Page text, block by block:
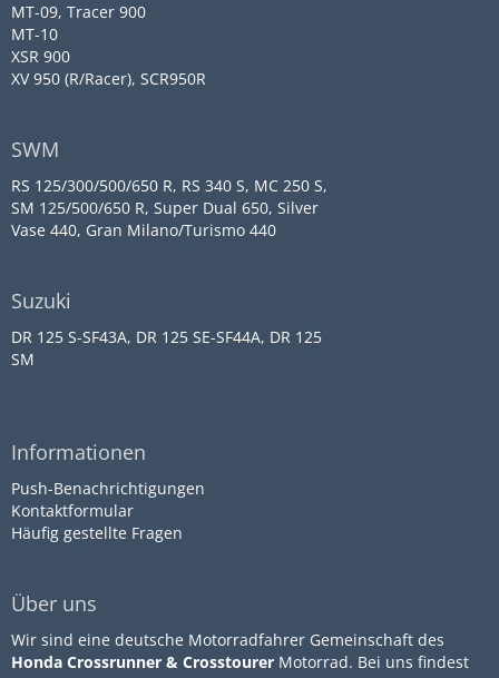
MT-09, Tracer 900
MT-10
XSR 900
XV 950 (R/Racer), SCR950R
SWM
RS 125/300/500/650 R, RS 340 S, MC 250 S,
SM 125/500/650 R, Super Dual 650, Silver
Vase 440, Gran Milano/Turismo 440
Suzuki
DR 125 S-SF43A, DR 125 SE-SF44A, DR 125
SM
Informationen
Push-Benachrichtigungen
Kontaktformular
Häufig gestellte Fragen
Über uns
Wir sind eine deutsche Motorradfahrer Gemeinschaft des
Honda Crossrunner & Crosstourer Motorrad. Bei uns findest